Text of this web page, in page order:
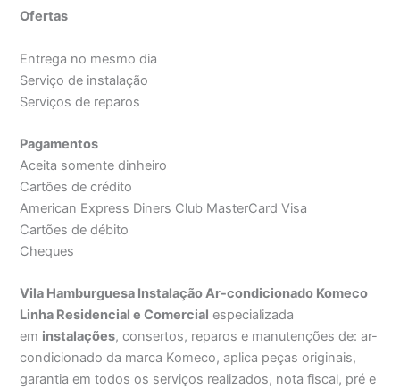
Ofertas
Entrega no mesmo dia
Serviço de instalação
Serviços de reparos
Pagamentos
Aceita somente dinheiro
Cartões de crédito
American Express Diners Club MasterCard Visa
Cartões de débito
Cheques
Vila Hamburguesa Instalação Ar-condicionado Komeco
Linha Residencial e Comercial especializada
em instalações, consertos, reparos e manutenções de: ar-
condicionado da marca Komeco, aplica peças originais,
garantia em todos os serviços realizados, nota fiscal, pré e